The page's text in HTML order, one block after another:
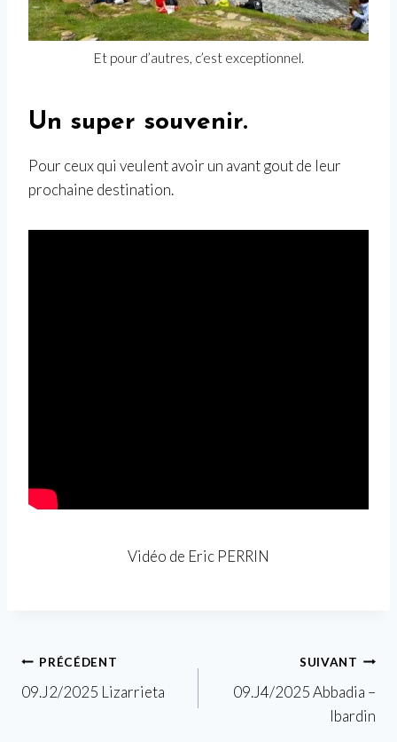
Et pour d’autres, c’est exceptionnel.
Un super souvenir.
Pour ceux qui veulent avoir un avant gout de leur
prochaine destination.
Vidéo de Eric PERRIN
Navigation
de
PRÉCÉDENT
09.J2/2025 Lizarrieta
SUIVANT
09.J4/2025 Abbadia –
Ibardin